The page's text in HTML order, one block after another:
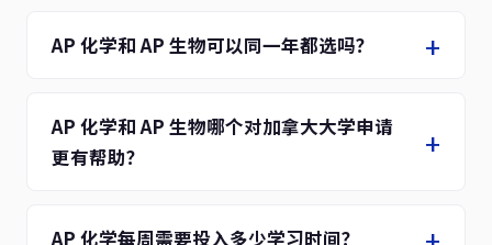
AP 化学和 AP 生物可以同一年都选吗？
AP 化学和 AP 生物哪个对加拿大大学申请
更有帮助？
AP 化学每周需要投入多少学习时间？